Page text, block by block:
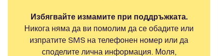
Избягвайте измамите при поддръжката.
Никога няма да ви помолим да се обадите или
изпратите SMS на телефонен номер или да
споделите лична информация. Моля,